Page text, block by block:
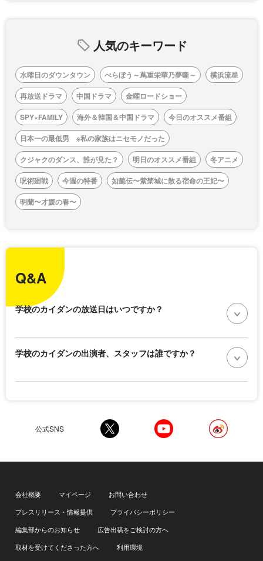
人気のキーワード
水曜日のダウンタウン べらぼう～蔦重栄華乃夢噺～
横浜流星
再放送ドラマ
中国ドラマ
金曜ロードショー
SPY×FAMILY
海外＆韓国＆中国ドラマ
今日のオススメ番組
日本一の最低男 ※私の家族はニセモノだった
クジャクのダンス、誰が見た？
明日のオススメ番組
冬アニメ
呪術廻戦
今週の特番
如懿伝〜紫禁城に散る宿命の王妃〜
明蘭〜才媛の春〜
Q&A
学校のカイダンの放送日はいつですか？
学校のカイダンの出演者、スタッフは誰ですか？
公式SNS
会社概要 マイページ
お問い合わせ
プレスリリース・情報提供
プライバシーポリシー
編集部からのお知らせ
広告出稿をご検討の方へ
取材を受けてくださった方へ
利用環境